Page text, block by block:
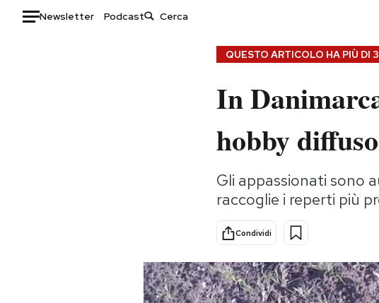
Newsletter Podcast
Storie/Idee
Ok Boomer!
Altrecose
Mondiali calcio 2026
QUESTO ARTICOLO HA PIÙ DI
In
hobby diffuso
Gli appassionati sono
raccoglie i reperti più
Condividi